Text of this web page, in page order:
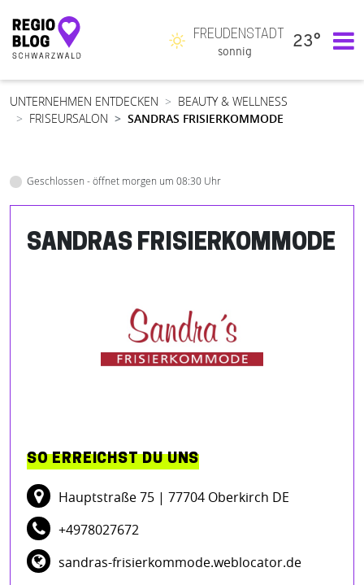
Hauptnavigation
FREUDENSTADT
sonnig
23°
UNTERNEHMEN ENTDECKEN
BEAUTY & WELLNESS
FRISEURSALON
SANDRAS FRISIERKOMMODE
Geschlossen - öffnet morgen um 08:30 Uhr
SANDRAS FRISIERKOMMODE
SO ERREICHST DU UNS
Hauptstraße 75 | 77704 Oberkirch DE
+4978027672
sandras-frisierkommode.weblocator.de